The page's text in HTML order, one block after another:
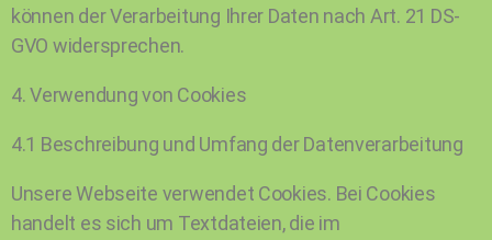
können der Verarbeitung Ihrer Daten nach Art. 21 DS-
GVO widersprechen.
4. Verwendung von Cookies
4.1 Beschreibung und Umfang der Datenverarbeitung
Unsere Webseite verwendet Cookies. Bei Cookies
handelt es sich um Textdateien, die im